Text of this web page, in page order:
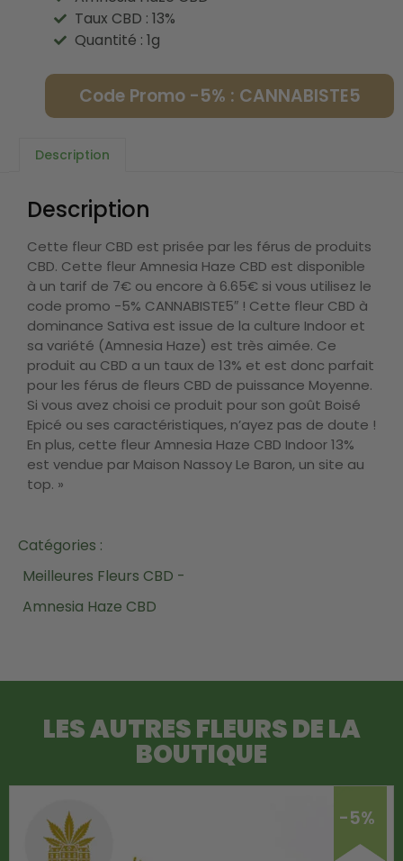
Taux CBD : 13%
Quantité : 1g
Code Promo -5% : CANNABISTE5
Description
Description
Cette fleur CBD est prisée par les férus de produits
CBD. Cette fleur Amnesia Haze CBD est disponible
à un tarif de 7€ ou encore à 6.65€ si vous utilisez le
code promo -5% CANNABISTE5″ ! Cette fleur CBD à
dominance Sativa est issue de la culture Indoor et
sa variété (Amnesia Haze) est très aimée. Ce
produit au CBD a un taux de 13% et est donc parfait
pour les férus de fleurs CBD de puissance Moyenne.
Si vous avez choisi ce produit pour son goût Boisé
Epicé ou ses caractéristiques, n’ayez pas de doute !
En plus, cette fleur Amnesia Haze CBD Indoor 13%
est vendue par Maison Nassoy Le Baron, un site au
top. »
Catégories :
Meilleures Fleurs CBD -
Amnesia Haze CBD
LES AUTRES FLEURS DE LA
BOUTIQUE
-5%